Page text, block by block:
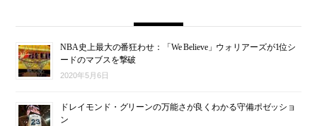
NBA史上最大の番狂わせ：「We Believe」ウォリアーズが1位シ
ードのマブスを撃破
2020年5月6日
ドレイモンド・グリーンの万能さが良くわかる守備ポゼッショ
ン